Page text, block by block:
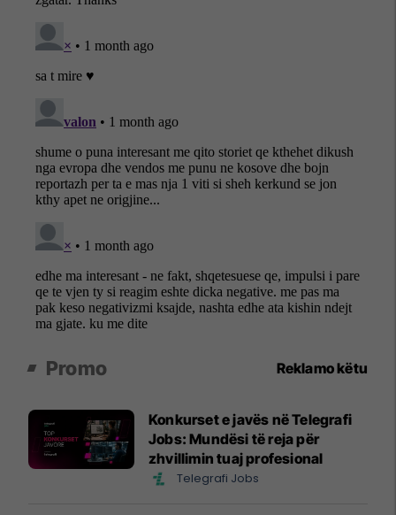
Promo Reklamo këtu
Konkurset e javës në Telegrafi
Jobs: Mundësi të reja për
zhvillimin tuaj profesional
Telegrafi Jobs